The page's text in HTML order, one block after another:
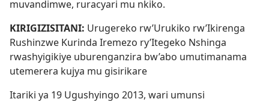
muvandimwe, ruracyari mu nkiko.
KIRIGIZISITANI: Urugereko rw’Urukiko rw’Ikirenga
Rushinzwe Kurinda Iremezo ry’Itegeko Nshinga
rwashyigikiye uburenganzira bw’abo umutimanama
utemerera kujya mu gisirikare
Itariki ya 19 Ugushyingo 2013, wari umunsi